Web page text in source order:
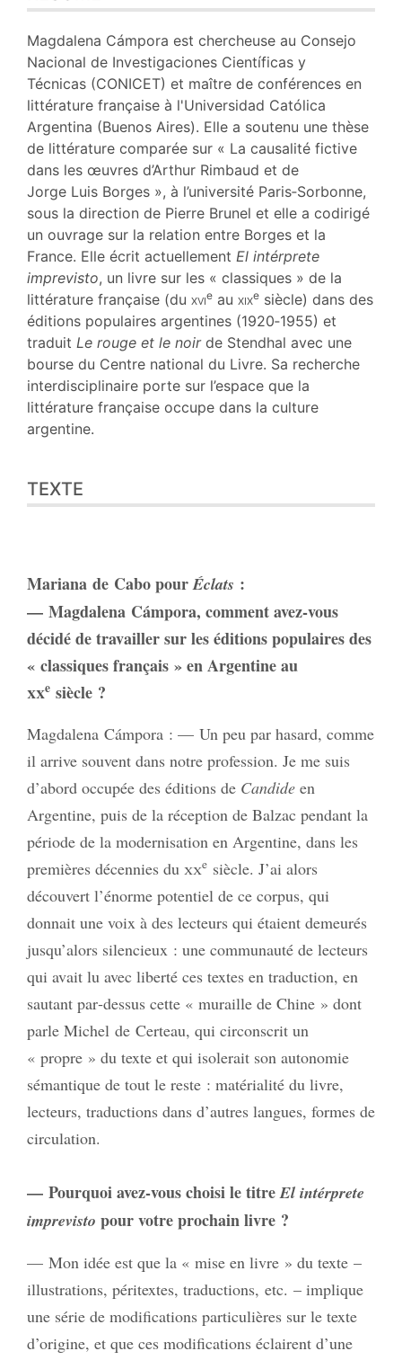
Bibliographie
Notes
Illustrations
Citer cet article
Auteurs
Magdalena Cámpora est chercheuse au Consejo
Nacional de Investigaciones Científicas y
Técnicas (CONICET) et maître de conférences en
littérature française à l'Universidad Católica
Argentina (Buenos Aires). Elle a soutenu une thèse
de littérature comparée sur « La causalité fictive
dans les œuvres d’Arthur Rimbaud et de
Jorge Luis Borges », à l’université Paris‑Sorbonne,
sous la direction de Pierre Brunel et elle a codirigé
un ouvrage sur la relation entre Borges et la
France. Elle écrit actuellement El intérprete
imprevisto, un livre sur les « classiques » de la
littérature française (du xvie au xixe siècle) dans des
éditions populaires argentines (1920‑1955) et
traduit Le rouge et le noirde Stendhal avec une
bourse du Centre national du Livre. Sa recherche
interdisciplinaire porte sur l’espace que la
littérature française occupe dans la culture
argentine.
TEXTE
Mariana de Cabo pourÉclats :
— Magdalena Cámpora, comment avez‑vous
décidé de travailler sur les éditions populaires des
« classiques français » en Argentine au
xxe siècle ?
Magdalena Cámpora : — Un peu par hasard, comme
il arrive souvent dans notre profession. Je me suis
d’abord occupée des éditions de Candide en
Argentine, puis de la réception de Balzac pendant la
période de la modernisation en Argentine, dans les
premières décennies du xxe siècle. J’ai alors
découvert l’énorme potentiel de ce corpus, qui
donnait une voix à des lecteurs qui étaient demeurés
jusqu’alors silencieux : une communauté de lecteurs
qui avait lu avec liberté ces textes en traduction, en
sautant par‑dessus cette « muraille de Chine » dont
parle Michel de Certeau, qui circonscrit un
« propre » du texte et qui isolerait son autonomie
sémantique de tout le reste : matérialité du livre,
lecteurs, traductions dans d’autres langues, formes de
circulation.
— Pourquoi avez‑vous choisi le titreEl intérprete
imprevisto pour votre prochain livre ?
— Mon idée est que la « mise en livre » du texte –
illustrations, péritextes, traductions, etc. – implique
une série de modifications particulières sur le texte
d’origine, et que ces modifications éclairent d’une